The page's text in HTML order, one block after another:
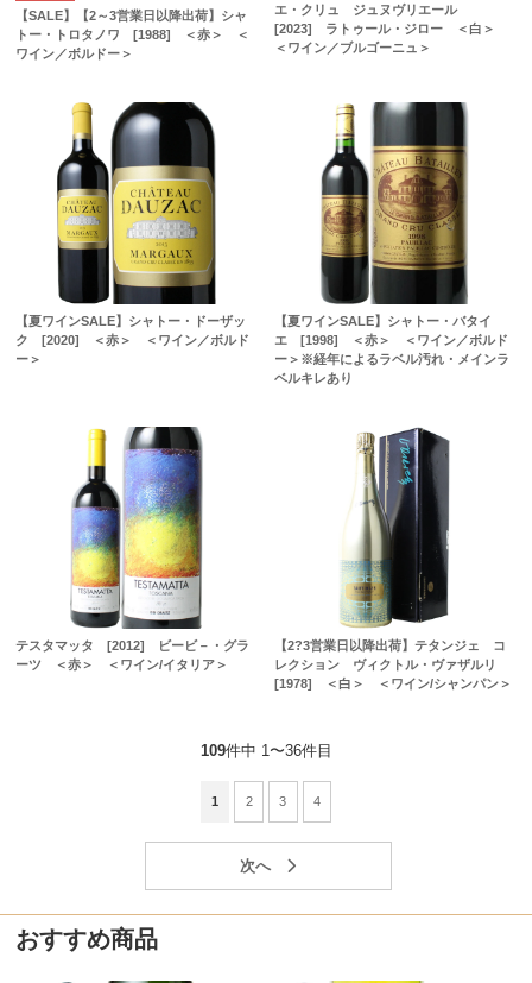
【SALE】【2～3営業日以降出荷】シャ
トー・トロタノワ [1988] ＜赤＞ ＜
ワイン／ボルドー＞
エ・クリュ ジュヌヴリエール
[2023] ラトゥール・ジロー ＜白＞
＜ワイン／ブルゴーニュ＞
【夏ワインSALE】シャトー・ドーザッ
ク [2020] ＜赤＞ ＜ワイン／ボルド
ー＞
【夏ワインSALE】シャトー・バタイ
エ [1998] ＜赤＞ ＜ワイン／ボルド
ー＞※経年によるラベル汚れ・メインラ
ベルキレあり
テスタマッタ [2012] ビービ－・グラ
ーツ ＜赤＞ ＜ワイン/イタリア＞
【2?3営業日以降出荷】テタンジェ コ
レクション ヴィクトル・ヴァザルリ
[1978] ＜白＞ ＜ワイン/シャンパン＞
109件中 1〜36件目
1 2 3 4
おすすめ商品